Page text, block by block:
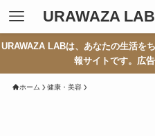
URAWAZA
URAWAZA LABは、あなたの生活を
報サイトです。広
ホーム 健康・美容